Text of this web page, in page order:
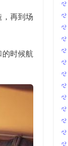
，再到场
时候航